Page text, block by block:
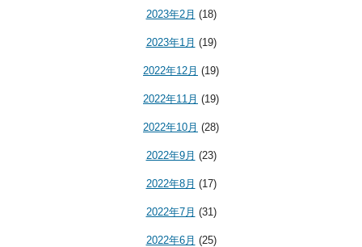
2023年2月 (18)
2023年1月 (19)
2022年12月 (19)
2022年11月 (19)
2022年10月 (28)
2022年9月 (23)
2022年8月 (17)
2022年7月 (31)
2022年6月 (25)